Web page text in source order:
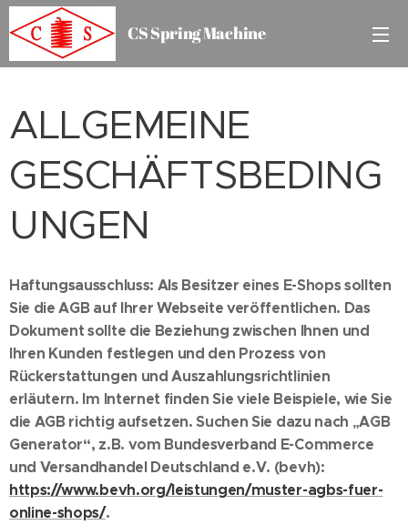
CS Spring Machine
ALLGEMEINE
GESCHÄFTSBEDING
UNGEN
Haftungsausschluss: Als Besitzer eines E-Shops sollten
Sie die AGB auf Ihrer Webseite veröffentlichen. Das
Dokument sollte die Beziehung zwischen Ihnen und
Ihren Kunden festlegen und den Prozess von
Rückerstattungen und Auszahlungsrichtlinien
erläutern. Im Internet finden Sie viele Beispiele, wie Sie
die AGB richtig aufsetzen. Suchen Sie dazu nach „AGB
Generator“, z.B. vom Bundesverband E-Commerce
und Versandhandel Deutschland e.V. (bevh):
https://www.bevh.org/leistungen/muster-agbs-fuer-
online-shops/.